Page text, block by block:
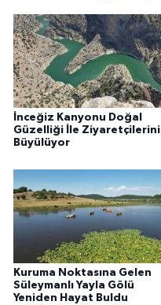
İnceğiz Kanyonu Doğal
Güzelliği İle Ziyaretçilerini
Büyülüyor
Kuruma Noktasına Gelen
Süleymanlı Yayla Gölü
Yeniden Hayat Buldu